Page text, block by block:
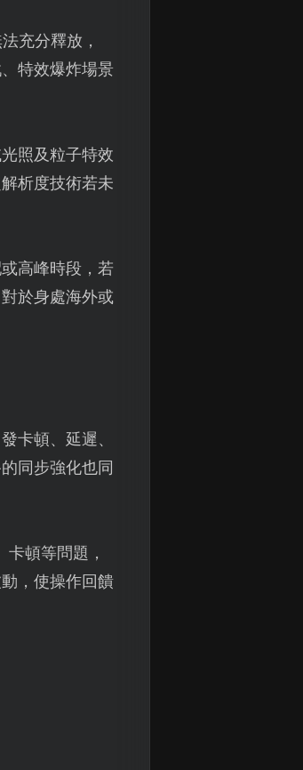
充分釋放，
特效爆炸場景
照及粒子特效
析度技術若未
高峰時段，若
於身處海外或
卡頓、延遲、
同步強化也同
頓等問題，
，使操作回饋